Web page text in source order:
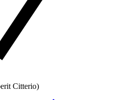
Citterio)